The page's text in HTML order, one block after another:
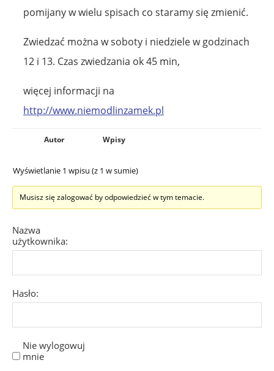
pomijany w wielu spisach co staramy się zmienić.
Zwiedzać można w soboty i niedziele w godzinach
12 i 13. Czas zwiedzania ok 45 min,
więcej informacji na
http://www.niemodlinzamek.pl
Autor Wpisy
Wyświetlanie 1 wpisu (z 1 w sumie)
Musisz się zalogować by odpowiedzieć w tym temacie.
Nazwa
użytkownika:
Hasło:
Nie wylogowuj
mnie